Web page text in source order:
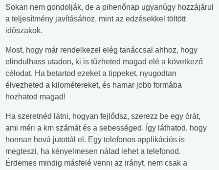
Sokan nem gondolják, de a pihenőnap ugyanúgy hozzájárul
a teljesítmény javításához, mint az edzésekkel töltött
időszakok.
Most, hogy már rendelkezel elég tanáccsal ahhoz, hogy
elindulhass utadon, ki is tűzheted magad elé a következő
célodat. Ha betartod ezeket a tippeket, nyugodtan
élvezheted a kilométereket, és hamar jobb formába
hozhatod magad!
Ha szeretnéd látni, hogyan fejlődsz, szerezz be egy órát,
ami méri a km számát és a sebességed. Így láthatod, hogy
honnan hová jutottál el. Egy telefonos applikációs is
megteszi, ha kényelmesen nálad lehet a telefonod.
Érdemes mindig másfelé venni az irányt, nem csak a